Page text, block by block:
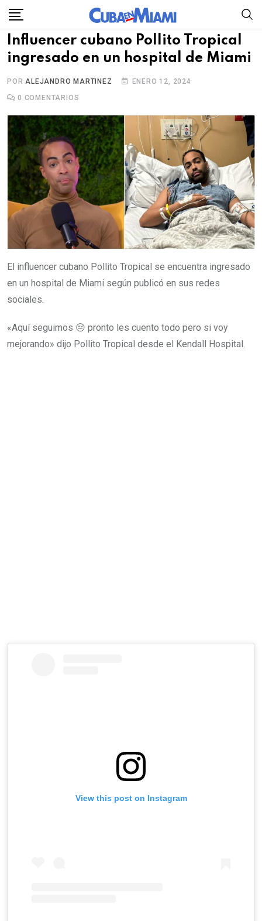
Skip
content
Influencer cubano Pollito Tropical
ingresado en un hospital de Miami
PORALEJANDRO MARTINEZ
ENERO 12, 2024
0 COMENTARIOS
El influencer cubano Pollito Tropical se encuentra ingresado
en un hospital de Miami según publicó en sus redes
sociales.
«Aquí seguimos 😔 pronto les cuento todo pero si voy
mejorando» dijo Pollito Tropical desde el Kendall Hospital.
View this post on Instagram